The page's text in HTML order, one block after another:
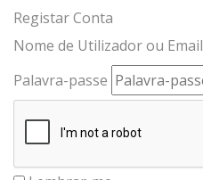
Registar Conta
Nome de Utilizador ou Email
Palavra-passe